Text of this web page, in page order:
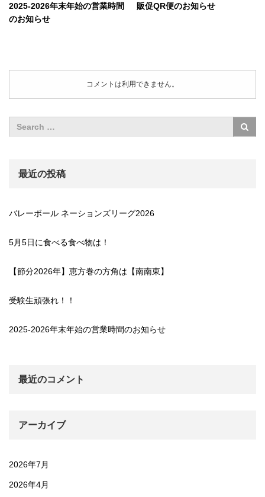
2025-2026年末年始の営業時間
のお知らせ
販促QR便のお知らせ
コメントは利用できません。
最近の投稿
バレーボール ネーションズリーグ2026
5月5日に食べる食べ物は！
【節分2026年】恵方巻の方角は【南南東】
受験生頑張れ！！
2025-2026年末年始の営業時間のお知らせ
最近のコメント
アーカイブ
2026年7月
2026年4月